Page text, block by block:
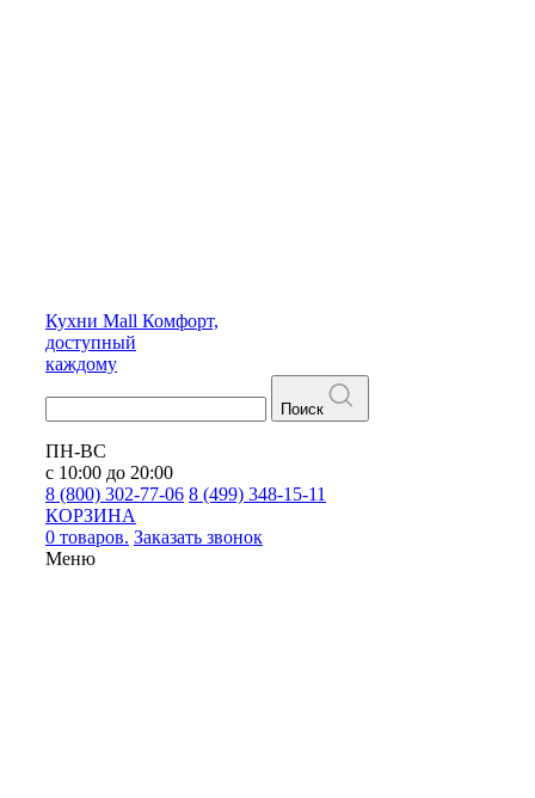
Кухни Mall Комфорт,
доступный
каждому
Поиск
ПН-ВС
с 10:00 до 20:00
8 (800) 302-77-06 8 (499) 348-15-11
КОРЗИНА
0 товаров. Заказать звонок
Меню